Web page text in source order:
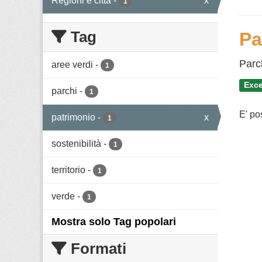
Tag
aree verdi - 1
parchi - 1
patrimonio - 1 x
sostenibilità - 1
territorio - 1
verde - 1
Mostra solo Tag popolari
Formati
E'